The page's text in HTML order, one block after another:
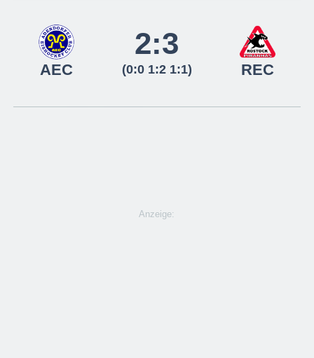
AEC
2:3
(0:0 1:2 1:1) REC
Anzeige: